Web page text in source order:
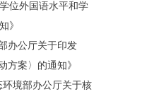
位外国语水平和学
》
办公厅关于印发
方案〉的通知》
环境部办公厅关于核